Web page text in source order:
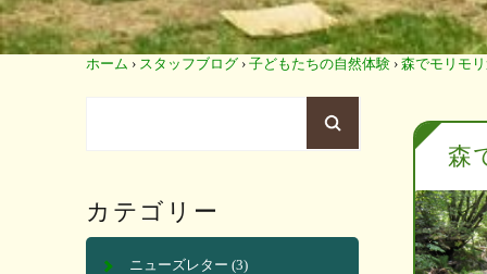
ホーム › スタッフブログ › 子どもたちの自然体験 › 森でモリモ
森
カテゴリー
ニューズレター (3)